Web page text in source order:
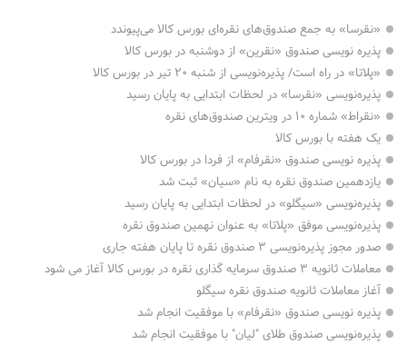
«نقرسا» به جمع صندوق‌های نقره‌ای بورس کالا می‌پیوندد
پذیره نویسی صندوق «نقرین» از دوشنبه در بورس کالا
«پلاتا» در راه است/ پذیره‌نویسی از شنبه ۲۰ تیر در بورس کالا
پذیره‌نویسی «نقرسا» در لحظات ابتدایی به پایان رسید
«نقراط» شماره ۱۰ در ویترین صندوق‌های نقره
یک هفته با بورس کالا
پذیره نویسی صندوق «نقرفام» از فردا در بورس کالا
یازدهمین صندوق نقره به نام «سیان» ثبت شد
پذیره‌نویسی «سیگلو» در لحظات ابتدایی به پایان رسید
پذیره‌نویسی موفق «پلاتا» به عنوان نهمین صندوق نقره
صدور مجوز پذیره‌نویسی ۳ صندوق نقره تا پایان هفته جاری
معاملات ثانویه ۳ صندوق سرمایه گذاری نقره در بورس کالا آغاز می شود
آغاز معاملات ثانویه صندوق نقره سیگلو
پذیره نویسی صندوق «نقرفام» با موفقیت انجام شد
پذیره‌نویسی صندوق طلای "لیان" با موفقیت انجام شد